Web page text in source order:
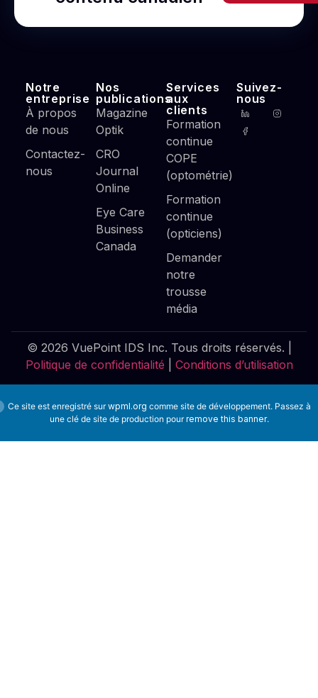
Notre
entreprise
À propos
de nous
Contactez-
nous
Nos
publications
Magazine
Optik
CRO
Journal
Online
Eye Care
Business
Canada
Services
aux
clients
Formation
continue
COPE
(optométrie)
Formation
continue
(opticiens)
Demander
notre
trousse
média
Suivez-
nous
© 2026 VuePoint IDS Inc. Tous droits réservés. |
Politique de confidentialité
Conditions d’utilisation
Ce site est enregistré surwpml.org comme site de développement. Passez à
une clé de site de production pourremove this banner.